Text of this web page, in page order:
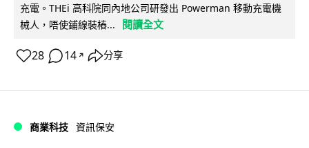
充電。THEi 高科院同內地公司研發出 Powerman 移動充電機
械人，唔使鋪線裝樁...
閱讀全文
28 14 ↗ 分享
商業科技 資訊保安